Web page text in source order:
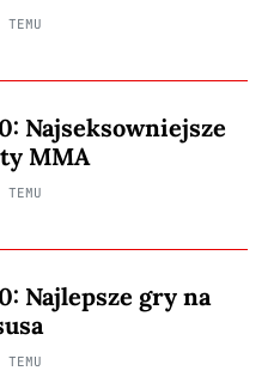
Najseksowniejsze
MMA
Najlepsze gry na